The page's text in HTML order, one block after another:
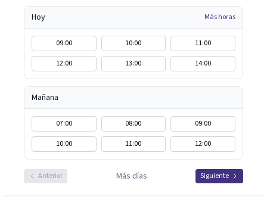
Hoy Más horas
09:00 10:00
11:00
12:00
13:00 14:00
Mañana
07:00 08:00
09:00
10:00
11:00 12:00
Anterior Más días Siguiente